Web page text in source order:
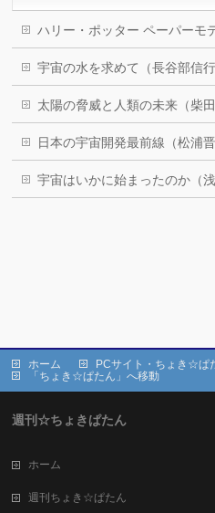
ハリー・ポッター ペーパーモ
宇宙の水を求めて（長谷部信行
太陽の脅威と人類の未来（柴田
日本の宇宙開発最前線（松浦晋
宇宙はいかに始まったのか（浅
ホーム
PCサイト・ちょき☆ぱ
「ちょき☆ぱたん」へ移動
週刊☆ちょきぱたん
ホーム
週刊ちょき☆ぱたん